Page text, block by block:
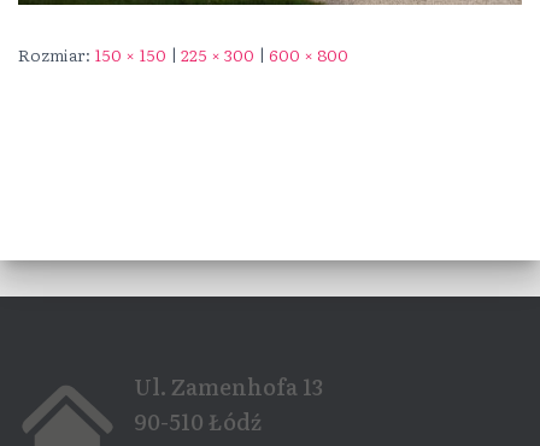
Rozmiar: 150 × 150 | 225 × 300 | 600 × 800
Ul. Zamenhofa 13
90-510 Łódź